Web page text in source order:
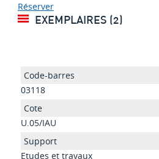
Réserver
EXEMPLAIRES (2)
03118
U.05/IAU
Etudes et travaux